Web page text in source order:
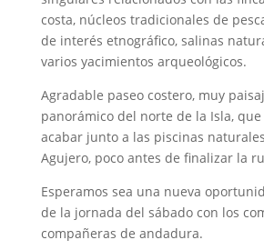
costa, núcleos tradicionales de
de interés etnográfico, salinas
varios yacimientos arqueológicos.
Agradable paseo costero, muy
panorámico del norte de la Isla,
acabar junto a las piscinas
Agujero, poco antes de finalizar la
Esperamos sea una nueva
de la jornada del sábado con los
compañeras de andadura.